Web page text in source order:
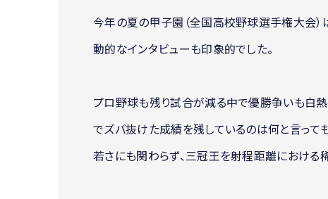
今年の夏の甲子園（全国高校野球選手権大会
動的なインタビューも印象的でした。
プロ野球も残り試合が減る中で優勝争いも白
でズバ抜けた成績を残しているのは何と言って
若さにも関わらず、三冠王を射程距離における